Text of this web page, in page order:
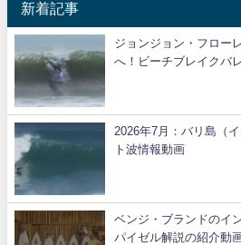
新着記事
ジョンジョン・フロー
へ！ビーチブレイクバ
2026年7月：バリ島（
ト波情報動画
ベンジ・ブランドのイ
パイゼル解説の紹介動